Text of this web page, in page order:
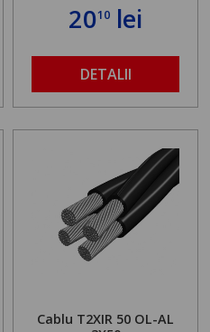
2010 lei
DETALII
Cablu T2XIR 50 OL-AL